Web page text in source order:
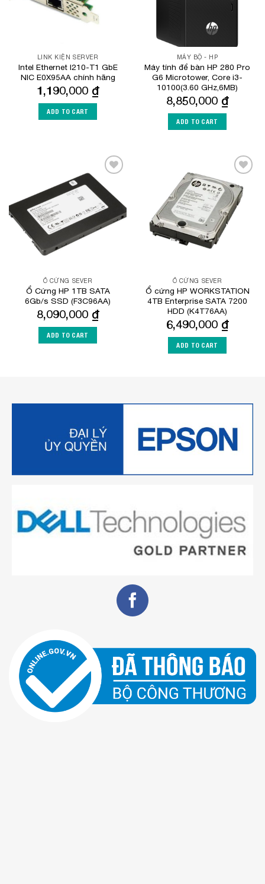
LINK KIỆN SERVER
Intel Ethernet I210-T1 GbE
NIC E0X95AA chính hãng
1,190,000 ₫
ADD TO CART
MÁY BỘ - HP
Máy tính để bàn HP 280 Pro
G6 Microtower, Core i3-
10100(3.60 GHz,6MB)
8,850,000 ₫
ADD TO CART
Add to
Wishlist
Ổ CỨNG SEVER
Ổ Cứng HP 1TB SATA
6Gb/s SSD (F3C96AA)
8,090,000 ₫
ADD TO CART
Add to
Wishlist
Ổ CỨNG SEVER
Ổ cứng HP WORKSTATION
4TB Enterprise SATA 7200
HDD (K4T76AA)
6,490,000 ₫
ADD TO CART